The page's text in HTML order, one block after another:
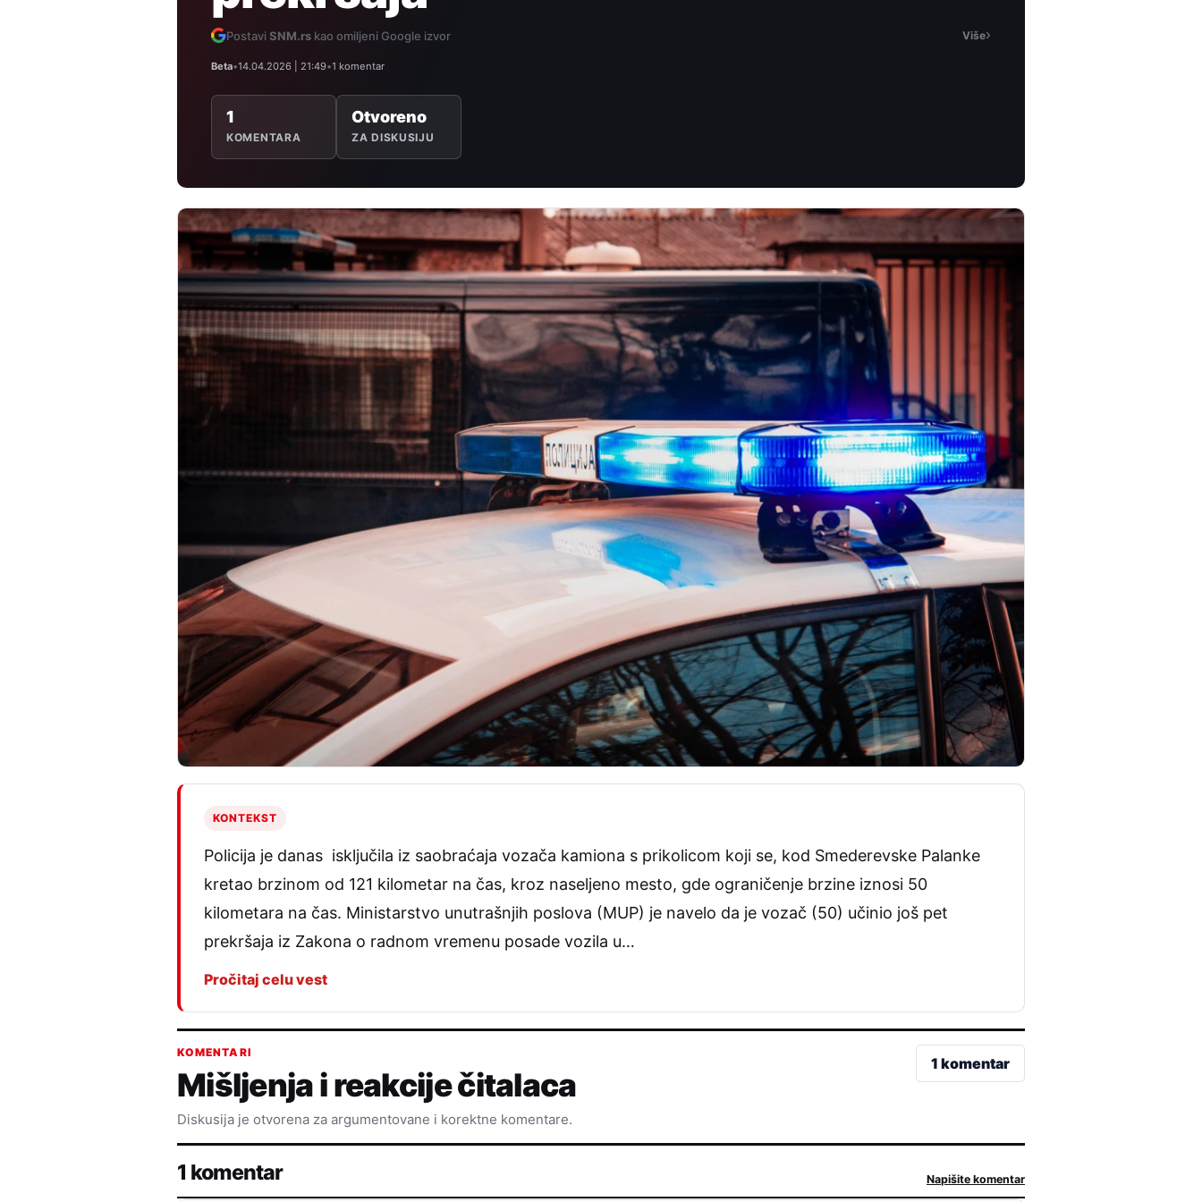
PostaviSNM.rs kao omiljeni Google izvor Više›
Beta•14.04.2026 | 21:49•1 komentar
1
KOMENTARA
Otvoreno
ZA DISKUSIJU
KONTEKST
Policija je danas isključila iz saobraćaja vozača kamiona s prikolicom koji se, kod Smederevske Palanke
kretao brzinom od 121 kilometar na čas, kroz naseljeno mesto, gde ograničenje brzine iznosi 50
kilometara na čas. Ministarstvo unutrašnjih poslova (MUP) je navelo da je vozač (50) učinio još pet
prekršaja iz Zakona o radnom vremenu posade vozila u…
Pročitaj celu vest
KOMENTARI
Mišljenja i reakcije čitalaca
Diskusija je otvorena za argumentovane i korektne komentare.
1 komentar
1 komentar Napišite komentar